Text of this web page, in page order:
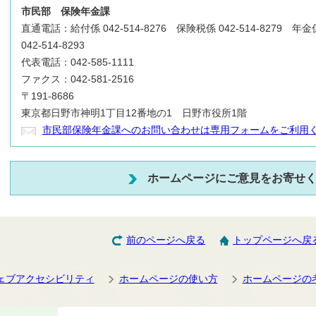
市民部 保険年金課
直通電話：給付係 042-514-8276 保険税係 042-514-8279 年
042-514-8293
代表電話：042-585-1111
ファクス：042-581-2516
〒191-8686
東京都日野市神明1丁目12番地の1 日野市役所1階
市民部保険年金課へのお問い合わせは専用フォームをご利用
ホームページにご意見をお寄せ
前のページへ戻る トップページへ戻
ブアクセシビリティ ホームページの使い方 ホームページの